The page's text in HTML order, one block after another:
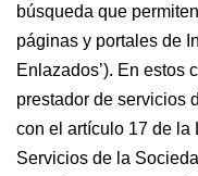
búsqueda que
páginas y portales de
Enlazados’). En estos
prestador de servicios
con el artículo 17 de la
Servicios de la